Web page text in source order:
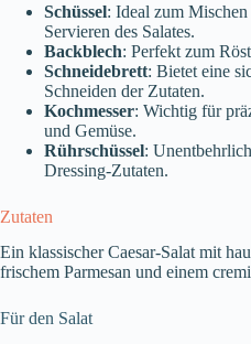
Schüssel: Ideal zum
Servieren des Salates.
Backblech: Perfekt zum
Schneidebrett: Bietet eine
Schneiden der Zutaten.
Kochmesser: Wichtig für
und Gemüse.
Rührschüssel:
Dressing-Zutaten.
Zutaten
Ein klassischer Caesar-Salat mit
frischem Parmesan und einem
Für den Salat